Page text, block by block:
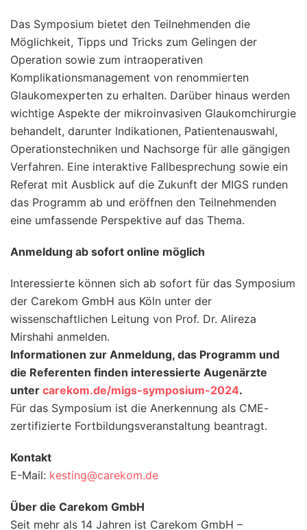
Das Symposium bietet den Teilnehmenden die
Möglichkeit, Tipps und Tricks zum Gelingen der
Operation sowie zum intraoperativen
Komplikationsmanagement von renommierten
Glaukomexperten zu erhalten. Darüber hinaus werden
wichtige Aspekte der mikroinvasiven Glaukomchirurgie
behandelt, darunter Indikationen, Patientenauswahl,
Operationstechniken und Nachsorge für alle gängigen
Verfahren. Eine interaktive Fallbesprechung sowie ein
Referat mit Ausblick auf die Zukunft der MIGS runden
das Programm ab und eröffnen den Teilnehmenden
eine umfassende Perspektive auf das Thema.
Anmeldung ab sofort online möglich
Interessierte können sich ab sofort für das Symposium
der Carekom GmbH aus Köln unter der
wissenschaftlichen Leitung von Prof. Dr. Alireza
Mirshahi anmelden.
Informationen zur Anmeldung, das Programm und
die Referenten finden interessierte Augenärzte
unter carekom.de/migs-symposium-2024.
Für das Symposium ist die Anerkennung als CME-
zertifizierte Fortbildungsveranstaltung beantragt.
Kontakt
E-Mail: kesting@carekom.de
Über die Carekom GmbH
Seit mehr als 14 Jahren ist Carekom GmbH –